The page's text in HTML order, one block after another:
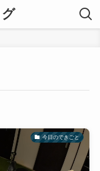
今日のできごと